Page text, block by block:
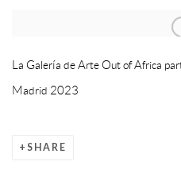
Open a larger version of the
La Galería de Arte Out of Africa
Madrid 2023
SHARE